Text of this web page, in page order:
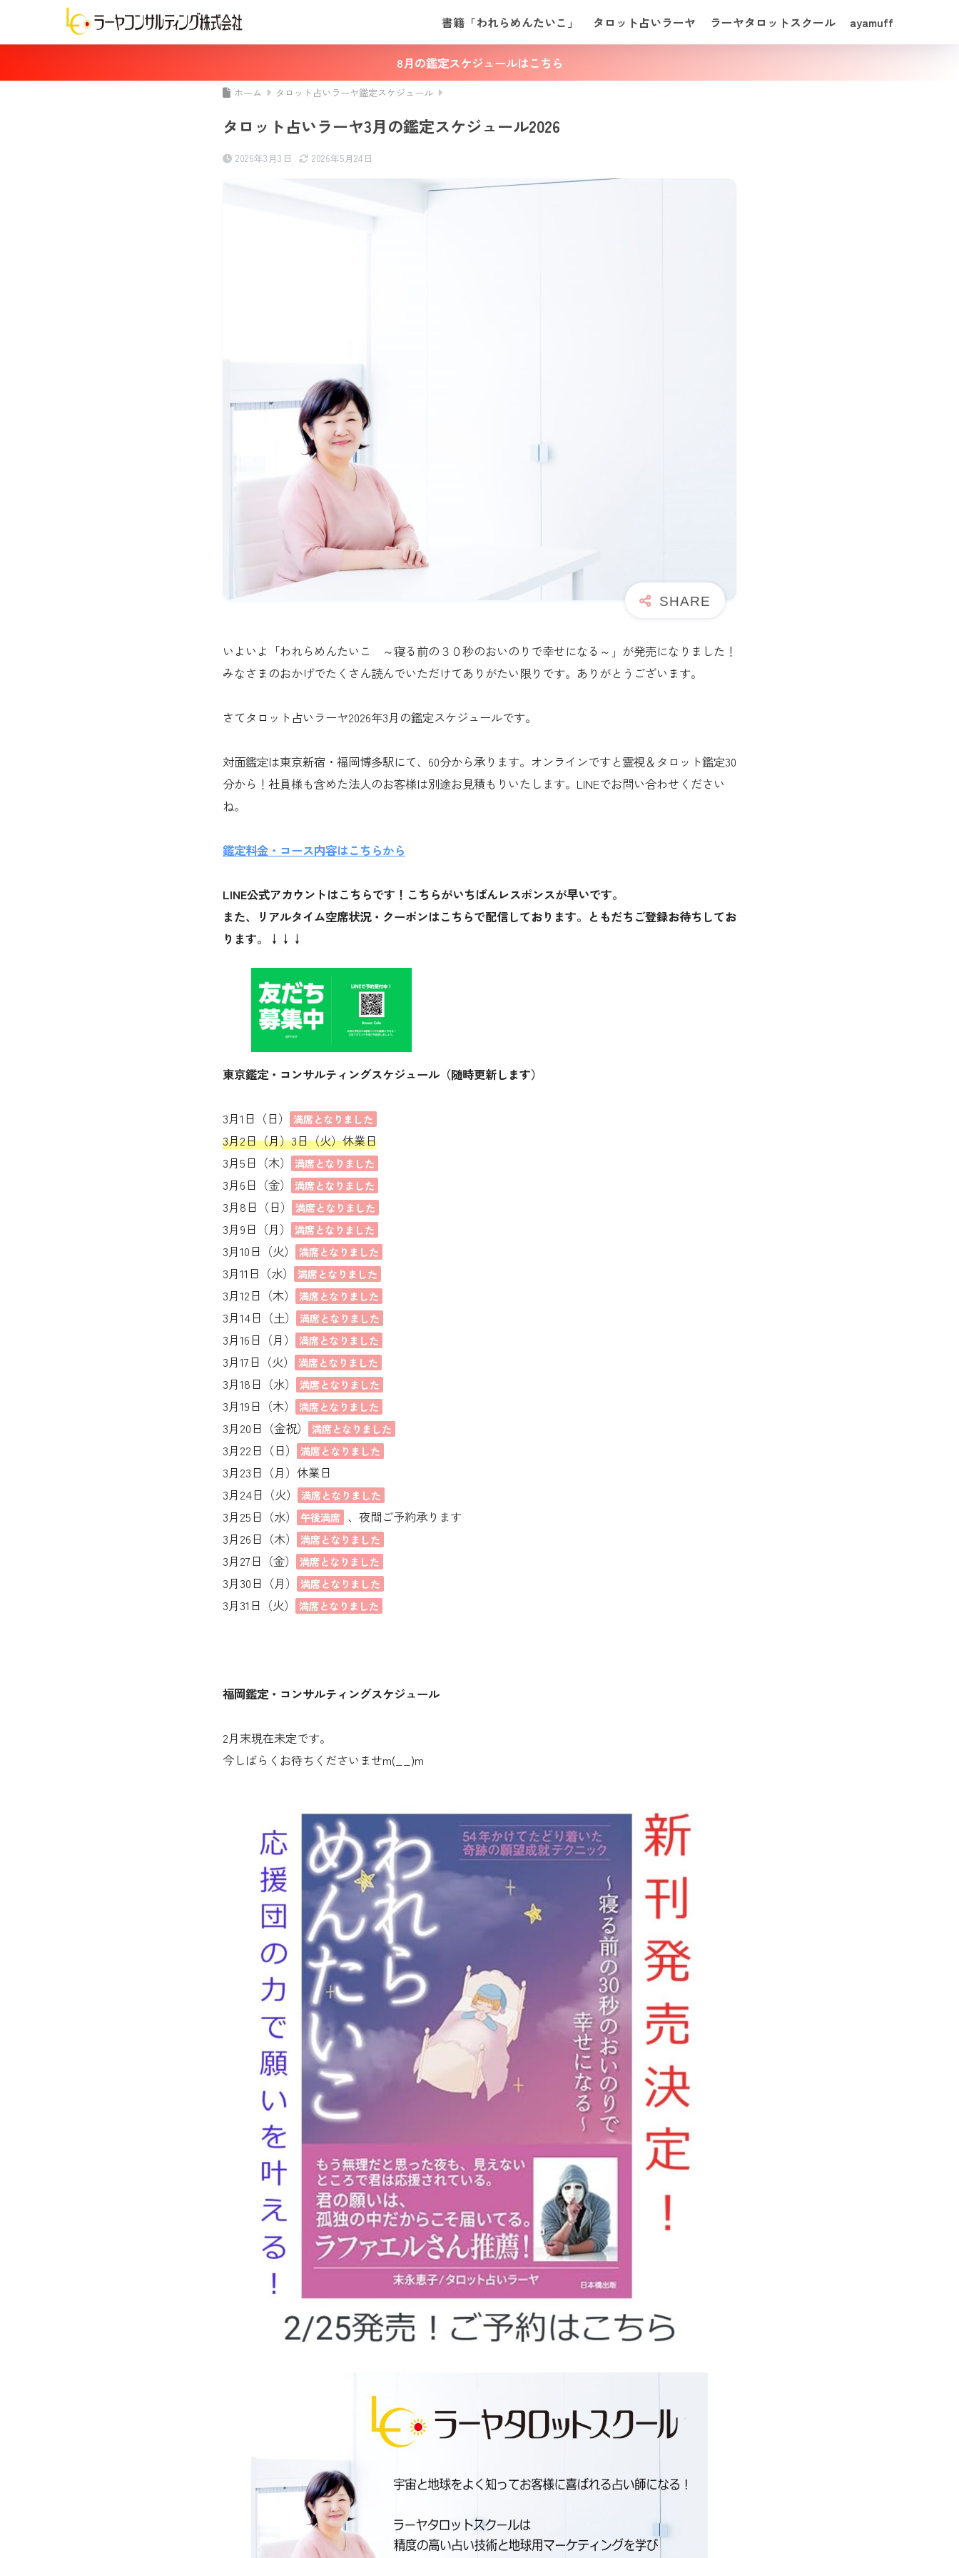
書籍「われらめんたいこ」 タロット占いラーヤ ラーヤタロットスクール ayamuff
8月の鑑定スケジュールはこちら
ホーム タロット占いラーヤ鑑定スケジュール
タロット占いラーヤ3月の鑑定スケジュール2026
2026年3月3日 2026年5月24日
いよいよ「われらめんたいこ ～寝る前の３０秒のおいのりで幸せになる～」が発売になりました！
みなさまのおかげでたくさん読んでいただけてありがたい限りです。ありがとうございます。
さてタロット占いラーヤ2026年3月の鑑定スケジュールです。
対面鑑定は東京新宿・福岡博多駅にて、60分から承ります。オンラインですと霊視＆タロット鑑定30
分から！社員様も含めた法人のお客様は別途お見積もりいたします。LINEでお問い合わせください
ね。
鑑定料金・コース内容はこちらから
LINE公式アカウントはこちらです！こちらがいちばんレスポンスが早いです。
また、リアルタイム空席状況・クーポンはこちらで配信しております。ともだちご登録お待ちしてお
ります。↓↓↓
東京鑑定・コンサルティングスケジュール（随時更新します）
3月1日（日） 満席となりました
3月2日（月）3日（火）休業日
3月5日（木）
満席となりました
3月6日（金） 満席となりました
3月8日（日） 満席となりました
3月9日（月） 満席となりました
3月10日（火） 満席となりました
3月11日（水） 満席となりました
3月12日（木） 満席となりました
3月14日（土） 満席となりました
3月16日（月） 満席となりました
3月17日（火） 満席となりました
3月18日（水） 満席となりました
3月19日（木） 満席となりました
3月20日（金祝） 満席となりました
3月22日（日） 満席となりました
3月23日（月）休業日
3月24日（火）
満席となりました
3月25日（水） 午後満席 、夜間ご予約承ります
3月26日（木）
満席となりました
3月27日（金） 満席となりました
3月30日（月） 満席となりました
3月31日（火） 満席となりました
福岡鑑定・コンサルティングスケジュール
2月末現在未定です。
今しばらくお待ちくださいませm(__)m